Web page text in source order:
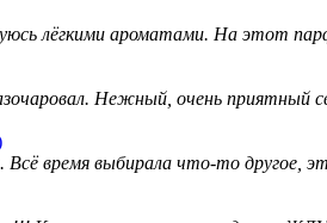
лёгкими ароматами. На этот
Нежный, очень приятный
Всё время выбирала что-то другое,